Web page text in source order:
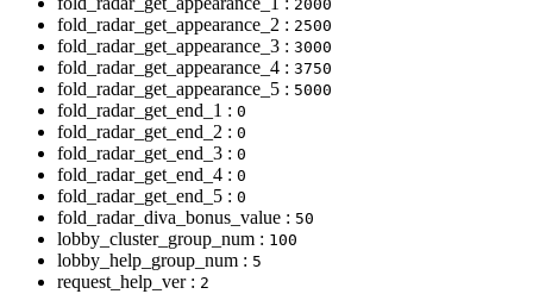
2000
fold_radar_get_appearance_2 : 2500
fold_radar_get_appearance_3 : 3000
fold_radar_get_appearance_4 : 3750
fold_radar_get_appearance_5 : 5000
fold_radar_get_end_1 : 0
fold_radar_get_end_2 : 0
fold_radar_get_end_3 : 0
fold_radar_get_end_4 : 0
fold_radar_get_end_5 : 0
fold_radar_diva_bonus_value : 50
lobby_cluster_group_num : 100
lobby_help_group_num : 5
request_help_ver : 2